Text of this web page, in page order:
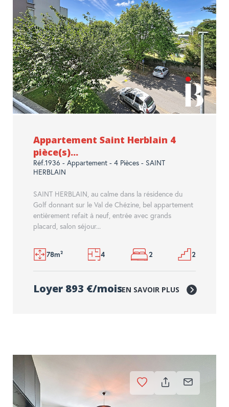
Appartement Saint Herblain 4
pièce(s)...
Réf.1936 - Appartement - 4 Pièces - SAINT
HERBLAIN
SAINT HERBLAIN, au calme dans la résidence du
Golf donnant sur le Val de Chézine, bel appartement
entièrement refait à neuf, entrée avec grands
placard, salon séjour...
78m² 4 2 2
Loyer 893 €/moisEN SAVOIR PLUS